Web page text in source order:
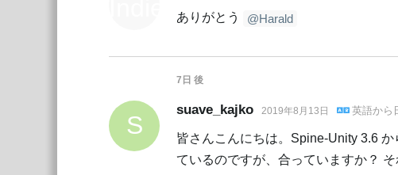
ありがとう
@Harald
7日 後
S
suave_kajko 2019年8月13日 英語から
皆さんこんにちは。Spine-Unity 3.6
ているのですが、合っていますか？